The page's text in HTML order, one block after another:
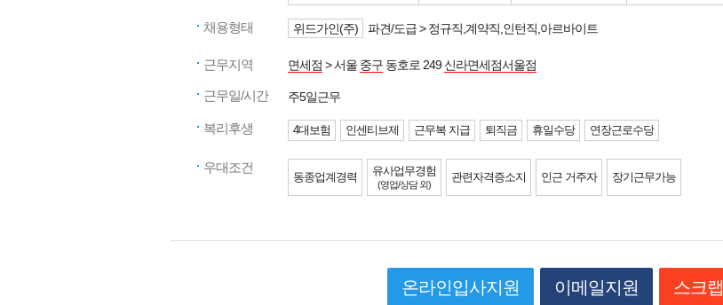
채용형태 위드가인(주) 파견/도급 > 정규직,계약직,인턴직,아르바이트
근무지역 면세점 > 서울 중구 동호로 249신라면세점서울점
근무일/시간 주5일근무
복리후생 4대보험 인센티브제 근무복 지급 퇴직금 휴일수당 연장근로수당
우대조건
동종업계경력 유사업무경험
(영업/상담 외)
관련자격증소지 인근 거주자 장기근무가능
온라인입사지원 이메일지원 스크랩